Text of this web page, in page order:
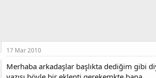
17 Mar 2010
Merhaba arkadaşlar başlıkta dediğim gibi